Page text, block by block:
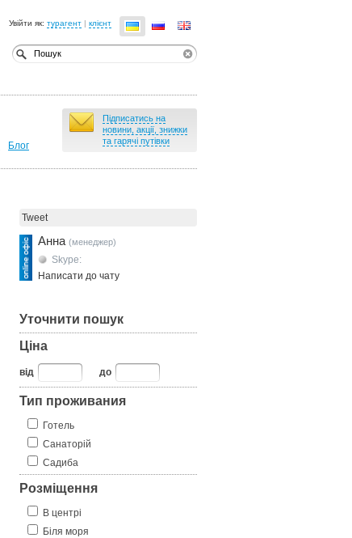
Увійти як: турагент | клієнт
Підписатись на
новини, акції, знижки
та гарячі путівки
Блог
Tweet
Анна (менеджер)
Skype:
Написати до чату
Уточнити пошук
Ціна
від до
Тип проживания
Готель
Санаторій
Садиба
Розміщення
В центрі
Біля моря